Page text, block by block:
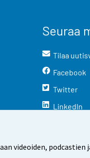
videoiden, podcastien
Seuraa
Tilaa
Facebook
Twitter
LinkedIn